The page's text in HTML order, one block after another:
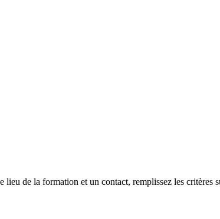
de la formation et un contact, remplissez les critères